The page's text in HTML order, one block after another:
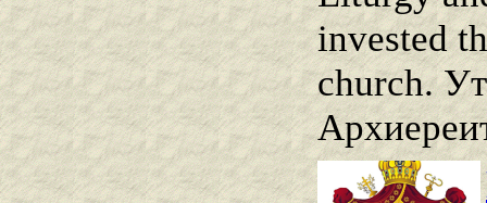
invested
church.